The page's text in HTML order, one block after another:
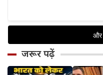
जरूर पढ़ें